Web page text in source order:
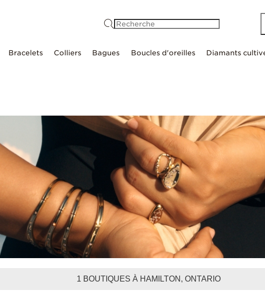
Bracelets Colliers Bagues Boucles d'oreilles Diamants
1 BOUTIQUES À HAMILTON, ONTARIO